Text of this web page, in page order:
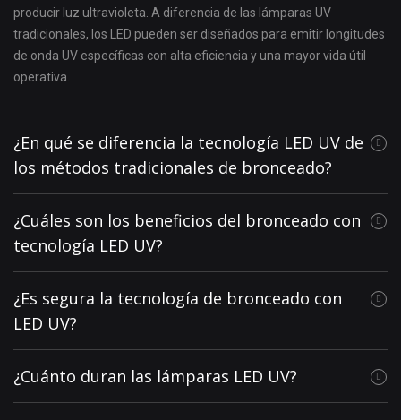
producir luz ultravioleta. A diferencia de las lámparas UV
tradicionales, los LED pueden ser diseñados para emitir longitudes
de onda UV específicas con alta eficiencia y una mayor vida útil
operativa.
¿En qué se diferencia la tecnología LED UV de
los métodos tradicionales de bronceado?
¿Cuáles son los beneficios del bronceado con
tecnología LED UV?
¿Es segura la tecnología de bronceado con
LED UV?
¿Cuánto duran las lámparas LED UV?